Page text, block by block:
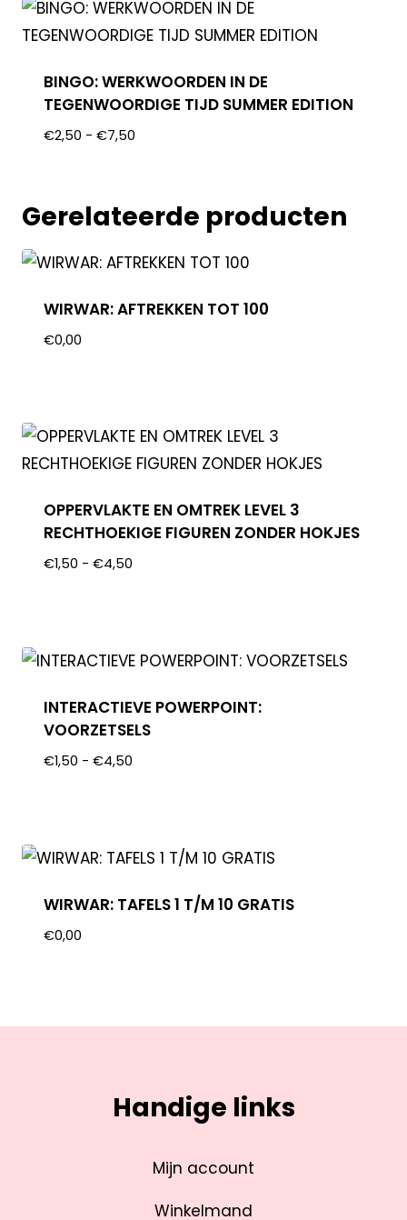
BINGO: WERKWOORDEN IN DE
TEGENWOORDIGE TIJD SUMMER EDITION
€2,50 - €7,50
Gerelateerde producten
WIRWAR: AFTREKKEN TOT 100
€0,00
OPPERVLAKTE EN OMTREK LEVEL 3
RECHTHOEKIGE FIGUREN ZONDER HOKJES
€1,50 - €4,50
INTERACTIEVE POWERPOINT:
VOORZETSELS
€1,50 - €4,50
WIRWAR: TAFELS 1 T/M 10 GRATIS
€0,00
Handige links
Mijn account
Winkelmand